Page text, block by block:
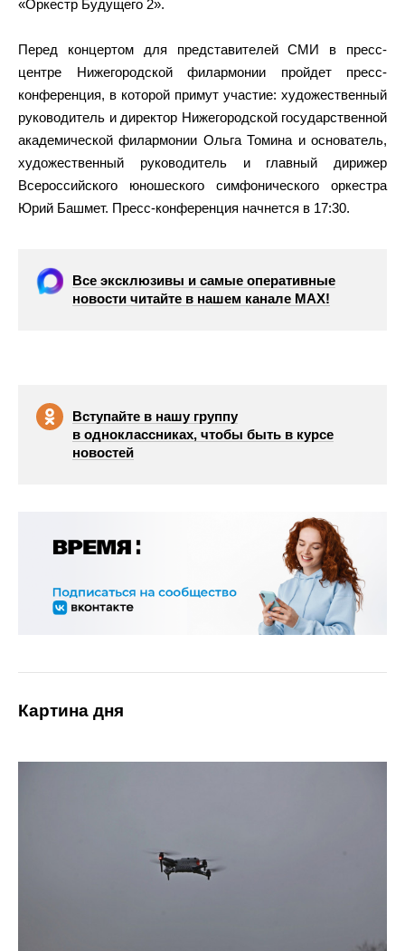
«Оркестр Будущего 2».
Перед концертом для представителей СМИ в пресс-
центре Нижегородской филармонии пройдет пресс-
конференция, в которой примут участие: художественный
руководитель и директор Нижегородской государственной
академической филармонии Ольга Томина и основатель,
художественный руководитель и главный дирижер
Всероссийского юношеского симфонического оркестра
Юрий Башмет. Пресс-конференция начнется в 17:30.
Все эксклюзивы и самые оперативные
новости читайте в нашем канале МАХ!
Вступайте в нашу группу
в одноклассниках, чтобы быть в курсе
новостей
Картина дня